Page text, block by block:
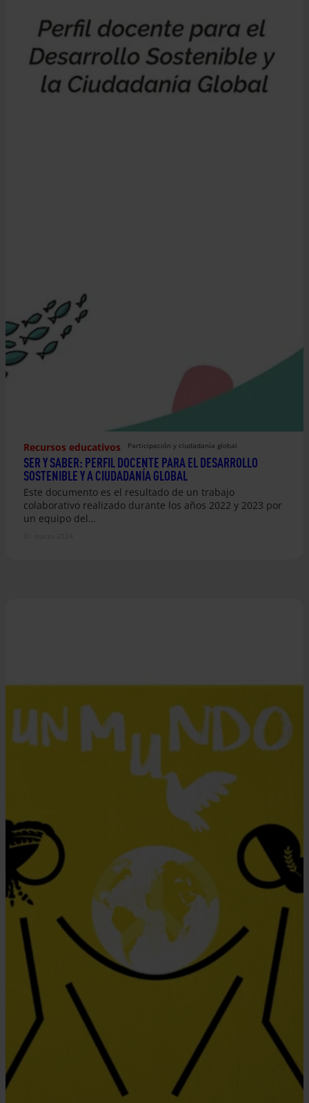
Recursos educativos Participación y ciudadanía global
SER Y SABER: PERFIL DOCENTE PARA EL DESARROLLO
SOSTENIBLE Y A CIUDADANÍA GLOBAL
Este documento es el resultado de un trabajo
colaborativo realizado durante los años 2022 y 2023 por
un equipo del…